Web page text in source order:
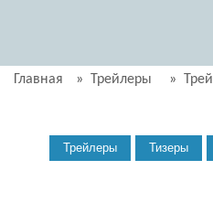
Главная » Трейлеры »